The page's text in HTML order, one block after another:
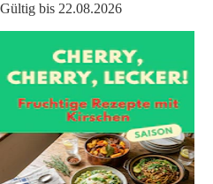
Gültig bis 22.08.2026